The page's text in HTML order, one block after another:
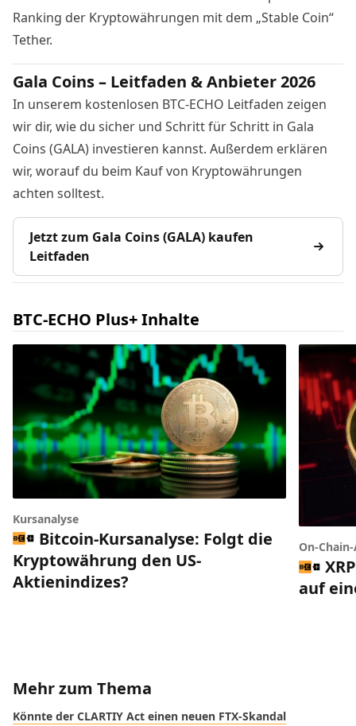
Ranking der Kryptowährungen mit dem „Stable Coin“
Tether.
Gala Coins – Leitfaden & Anbieter 2026
In unserem kostenlosen BTC-ECHO Leitfaden zeigen
wir dir, wie du sicher und Schritt für Schritt in Gala
Coins (GALA) investieren kannst. Außerdem erklären
wir, worauf du beim Kauf von Kryptowährungen
achten solltest.
Jetzt zum Gala Coins (GALA) kaufen
Leitfaden
BTC-ECHO Plus+ Inhalte
Kursanalyse
Bitcoin-Kursanalyse: Folgt die
Kryptowährung den US-
Aktienindizes?
On-
auf
Mehr zum Thema
Könnte der CLARTIY Act einen neuen FTX-Skandal